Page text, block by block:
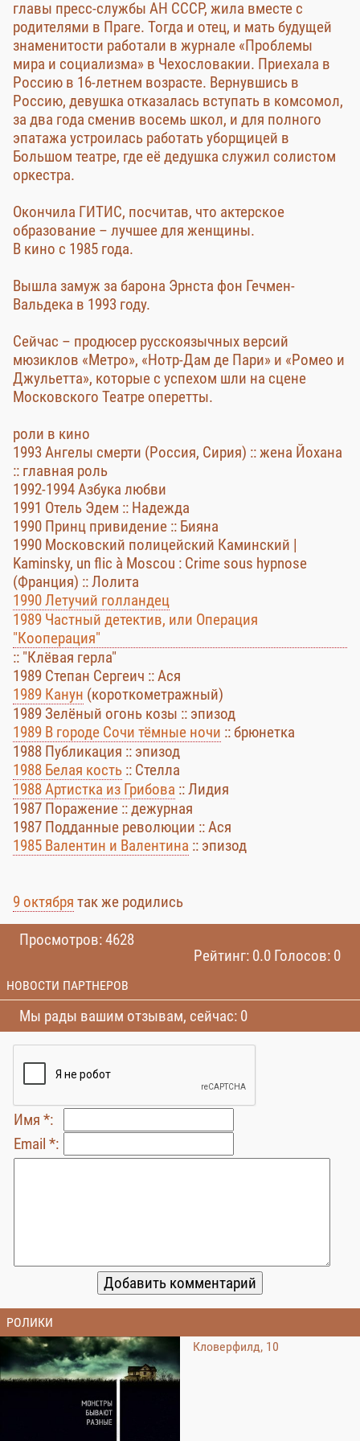
главы пресс-службы АН СССР, жила вместе с
родителями в Праге. Тогда и отец, и мать будущей
знаменитости работали в журнале «Проблемы
мира и социализма» в Чехословакии. Приехала в
Россию в 16-летнем возрасте. Вернувшись в
Россию, девушка отказалась вступать в комсомол,
за два года сменив восемь школ, и для полного
эпатажа устроилась работать уборщицей в
Большом театре, где её дедушка служил солистом
оркестра.
Окончила ГИТИС, посчитав, что актерское
образование – лучшее для женщины.
В кино с 1985 года.
Вышла замуж за барона Эрнста фон Гечмен-
Вальдека в 1993 году.
Сейчас – продюсер русскоязычных версий
мюзиклов «Метро», «Нотр-Дам де Пари» и «Ромео и
Джульетта», которые с успехом шли на сцене
Московского Театре оперетты.
роли в кино
1993 Ангелы смерти (Россия, Сирия) :: жена Йохана
:: главная роль
1992-1994 Азбука любви
1991 Отель Эдем :: Надежда
1990 Принц привидение :: Бияна
1990 Московский полицейский Каминский |
Kaminsky, un flic à Moscou : Crime sous hypnose
(Франция) :: Лолита
1990 Летучий голландец
1989 Частный детектив, или Операция
"Кооперация"
:: "Клёвая герла"
1989 Степан Сергеич :: Ася
1989 Канун (короткометражный)
1989 Зелёный огонь козы :: эпизод
1989 В городе Сочи тёмные ночи :: брюнетка
1988 Публикация :: эпизод
1988 Белая кость :: Стелла
1988 Артистка из Грибова :: Лидия
1987 Поражение :: дежурная
1987 Подданные революции :: Ася
1985 Валентин и Валентина :: эпизод
9 октября так же родились
Просмотров: 4628
Рейтинг: 0.0 Голосов: 0
НОВОСТИ ПАРТНЕРОВ
Мы рады вашим отзывам, сейчас: 0
Имя *:
Email *:
РОЛИКИ
Кловерфилд, 10